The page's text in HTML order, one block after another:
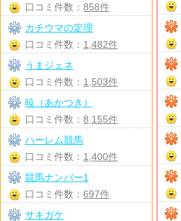
口コミ件数： 858件
カチウマの定理
口コミ件数： 1,482件
うまジェネ
口コミ件数： 1,503件
暁（あかつき）
口コミ件数： 8,155件
ハーレム競馬
口コミ件数： 1,400件
競馬ナンバー1
口コミ件数： 697件
サキガケ